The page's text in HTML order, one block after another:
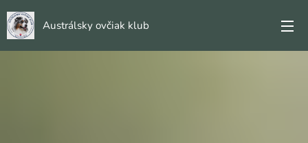
Austrálsky ovčiak klub